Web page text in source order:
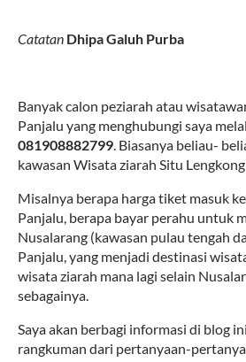
Catatan Dhipa Galuh Purba
Banyak calon peziarah atau
Panjalu yang menghubungi saya
081908882799 . Biasanya beliau-
kawasan Wisata ziarah Situ Lengkong
Misalnya berapa harga tiket masuk
Panjalu, berapa bayar perahu untuk
Nusalarang (kawasan pulau tengah
Panjalu, yang menjadi destinasi
wisata ziarah mana lagi selain
sebagainya.
Saya akan berbagi informasi di blog
rangkuman dari pertanyaan-